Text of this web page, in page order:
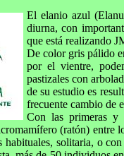
El elanio azul
diurna, con
que está realizando
De color gris pálido
por el vientre,
pastizales con
de su estudio es
frecuente cambio de
Con las primeras y
(ratón) entre
habituales, solitaria, o